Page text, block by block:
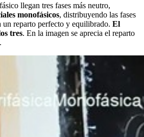
llegan tres fases más neutro,
monofásicos, distribuyendo las fases
un reparto perfecto y equilibrado. El
tres. En la imagen se aprecia el reparto
.